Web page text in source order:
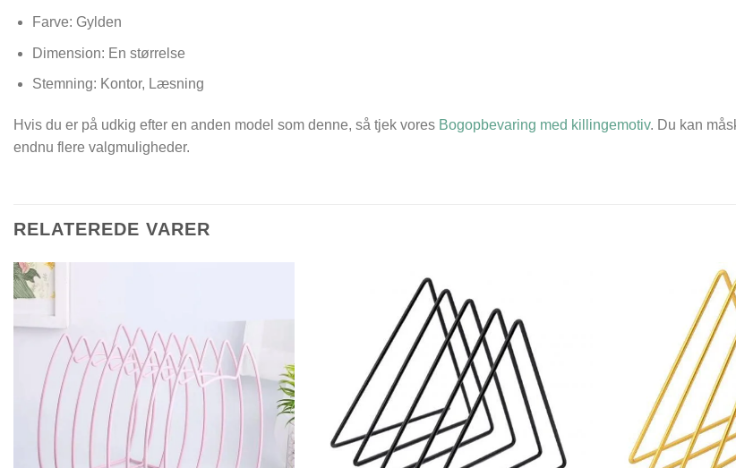
Farve: Gylden
Dimension: En størrelse
Stemning: Kontor, Læsning
Hvis du er på udkig efter en anden model som denne, så tjek vores Bogopbevaring med killingemotiv. Du kan
endnu flere valgmuligheder.
RELATEREDE VARER